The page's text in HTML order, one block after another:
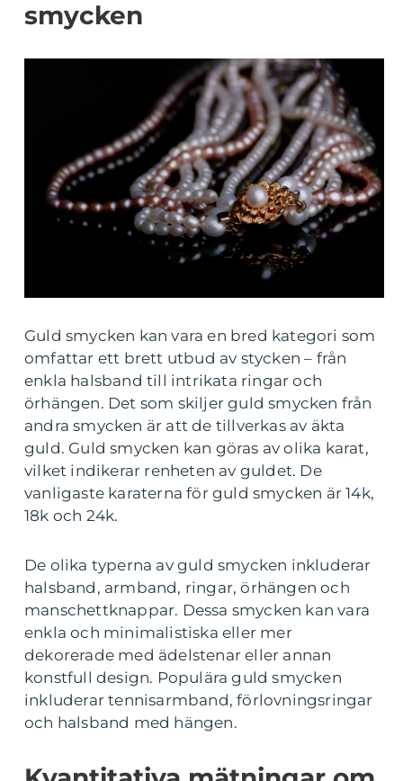
smycken
Guld smycken kan vara en bred kategori som
omfattar ett brett utbud av stycken – från
enkla halsband till intrikata ringar och
örhängen. Det som skiljer guld smycken från
andra smycken är att de tillverkas av äkta
guld. Guld smycken kan göras av olika karat,
vilket indikerar renheten av guldet. De
vanligaste karaterna för guld smycken är 14k,
18k och 24k.
De olika typerna av guld smycken inkluderar
halsband, armband, ringar, örhängen och
manschettknappar. Dessa smycken kan vara
enkla och minimalistiska eller mer
dekorerade med ädelstenar eller annan
konstfull design. Populära guld smycken
inkluderar tennisarmband, förlovningsringar
och halsband med hängen.